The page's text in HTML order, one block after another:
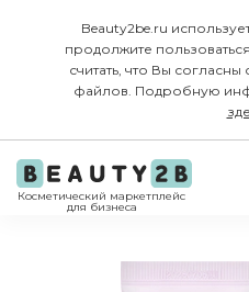
Beauty2be.ru
продолжите
считать, что Вы
файлов. Подробную
Косметический маркетплейс
для бизнеса